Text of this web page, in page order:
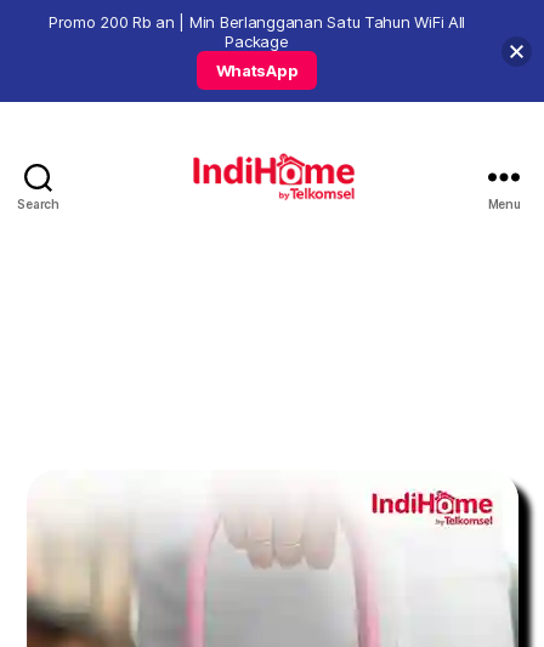
Search Menu
Promo 200 Rb an | Min Berlangganan Satu Tahun WiFi All
Package
WhatsApp